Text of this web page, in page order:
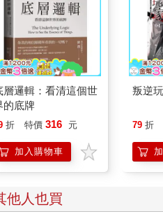
層邏輯：看清這個世
的底牌
折 特價 316 元
加入購物車
叛逆
79 折
他人也買